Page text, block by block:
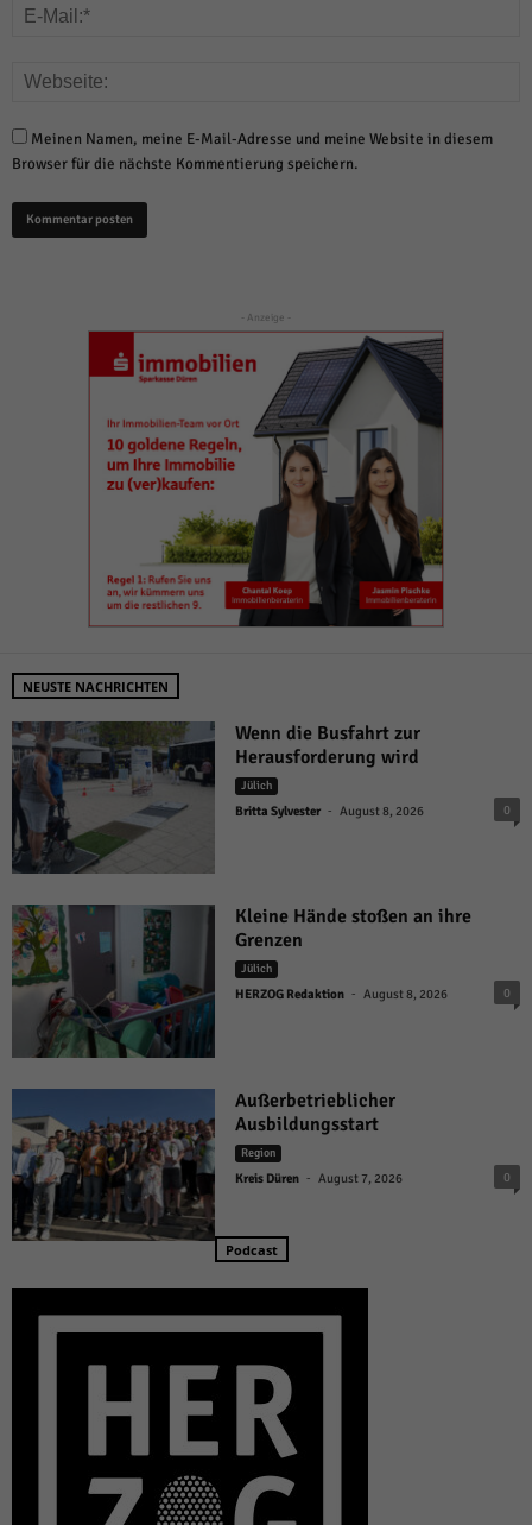
Meinen Namen, meine E-Mail-Adresse und meine Website in diesem
Browser für die nächste Kommentierung speichern.
- Anzeige -
NEUSTE NACHRICHTEN
Wenn die Busfahrt zur
Herausforderung wird
Jülich
Britta Sylvester - August 8, 2026 0
Kleine Hände stoßen an ihre
Grenzen
Jülich
HERZOG Redaktion - August 8, 2026 0
Außerbetrieblicher
Ausbildungsstart
Region
Kreis Düren - August 7, 2026 0
Podcast